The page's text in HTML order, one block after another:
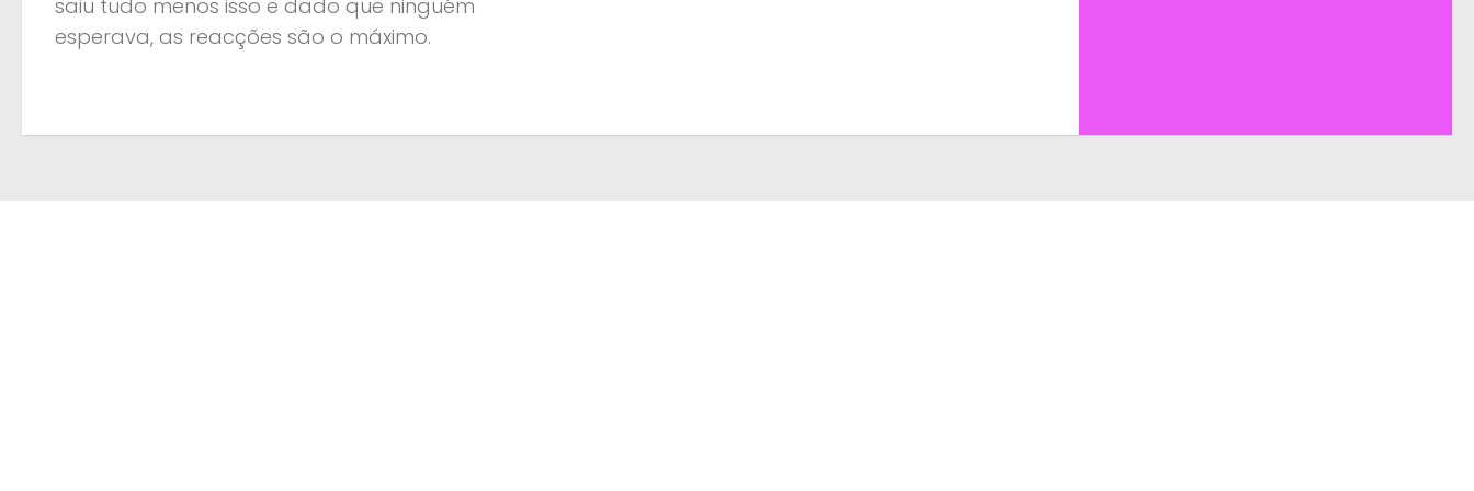
saiu tudo menos isso e dado que ninguém
esperava, as reacções são o máximo.